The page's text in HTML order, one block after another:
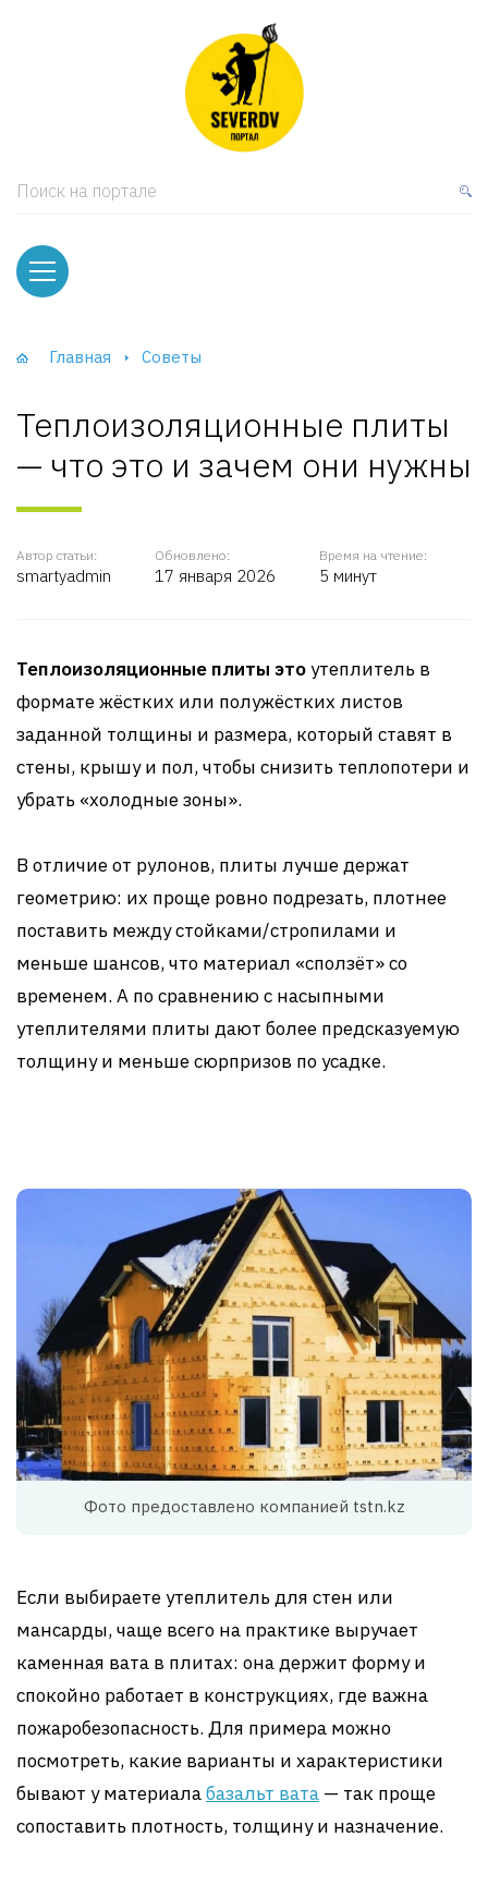
Поиск на портале
Главная Советы
Теплоизоляционные плиты
— что это и зачем они нужны
Автор статьи:
smartyadmin
Обновлено:
17 января 2026
Время на чтение:
5 минут
Теплоизоляционные плиты это утеплитель в
формате жёстких или полужёстких листов
заданной толщины и размера, который ставят в
стены, крышу и пол, чтобы снизить теплопотери и
убрать «холодные зоны».
В отличие от рулонов, плиты лучше держат
геометрию: их проще ровно подрезать, плотнее
поставить между стойками/стропилами и
меньше шансов, что материал «сползёт» со
временем. А по сравнению с насыпными
утеплителями плиты дают более предсказуемую
толщину и меньше сюрпризов по усадке.
Фото предоставлено компанией tstn.kz
Если выбираете утеплитель для стен или
мансарды, чаще всего на практике выручает
каменная вата в плитах: она держит форму и
спокойно работает в конструкциях, где важна
пожаробезопасность. Для примера можно
посмотреть, какие варианты и характеристики
бывают у материалабазальт вата — так проще
сопоставить плотность, толщину и назначение.
и тумбы